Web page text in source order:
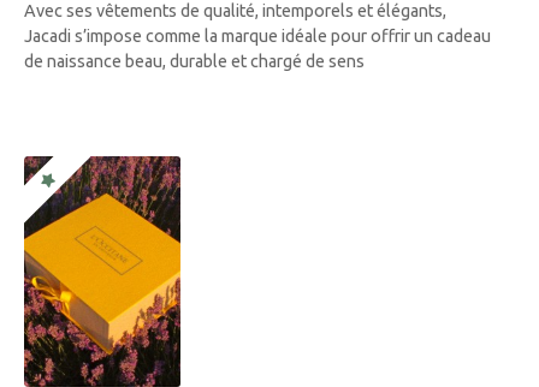
Avec ses vêtements de qualité, intemporels et élégants,
Jacadi s’impose comme la marque idéale pour offrir un cadeau
de naissance beau, durable et chargé de sens